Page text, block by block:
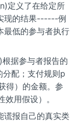
定义了在给定所
现的结果------例
最低的参与者执行
据参与者报告的
配；支付规则p
得）的金额。参
用假设）。
谎报自己的真实类